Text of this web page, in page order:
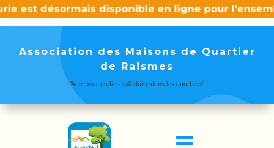
désormais disponible en ligne pour l'ensemble
Association des Maisons de Quartier
de Raismes
"Agir pour un lien sollidaire dans les quartiers"
